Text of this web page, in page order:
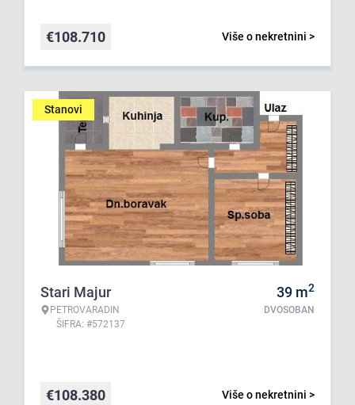
Više o nekretnini >
€108.710
Stanovi
Stari Majur
PETROVARADIN
ŠIFRA: #572137
39 m2
DVOSOBAN
Više o nekretnini >
€108.380